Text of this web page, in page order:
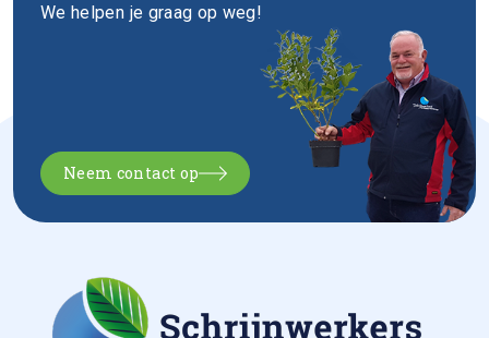
We helpen je graag op weg!
Neem contact op